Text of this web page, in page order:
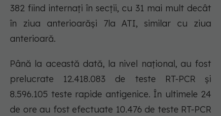
382 fiind internați în secții, cu 31 mai mult decât
în ziua anterioarăși 7la ATI, similar cu ziua
anterioară.
Până la această dată, la nivel național, au fost
prelucrate 12.418.083 de teste RT-PCR și
8.596.105 teste rapide antigenice. În ultimele 24
de ore au fost efectuate 10.476 de teste RT-PCR